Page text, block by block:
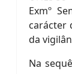
Exmº
carácter
da
Na